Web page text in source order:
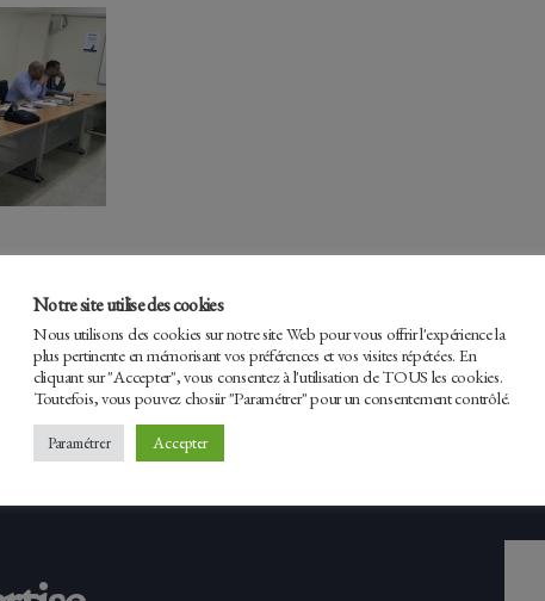
Facebook
Notre site utilise des cookies
Nous utilisons des cookies sur notre site Web pour vous offrir l'expérience la
plus pertinente en mémorisant vos préférences et vos visites répétées. En
cliquant sur "Accepter", vous consentez à l'utilisation de TOUS les cookies.
Toutefois, vous pouvez chosiir "Paramétrer" pour un consentement contrôlé.
Paramétrer Accepter